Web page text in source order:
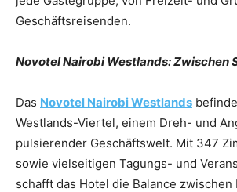
Geschäftsreisenden.
Novotel Nairobi Westlands: Zwischen
Das Novotel Nairobi Westlands
Westlands-Viertel, einem Dreh- und
pulsierender Geschäftswelt. Mit 347
sowie vielseitigen Tagungs- und
schafft das Hotel die Balance zwischen